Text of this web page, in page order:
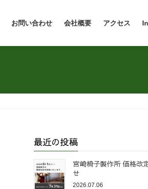
お問い合わせ 会社概要 アクセス
最近の投稿
宮崎椅子製作所 価格改
せ
2026.07.06